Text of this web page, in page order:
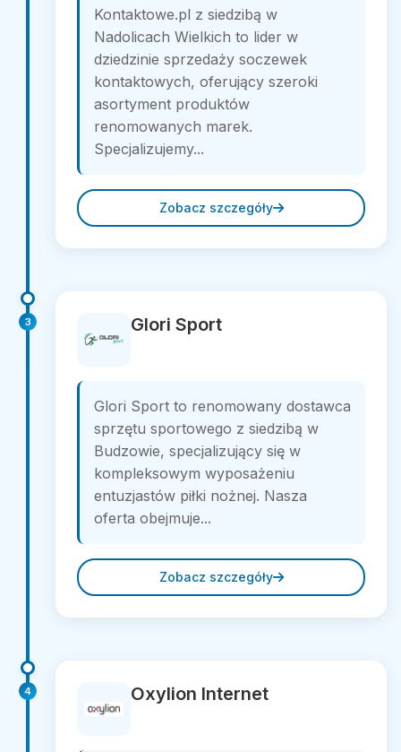
Kontaktowe.pl z siedzibą w
Nadolicach Wielkich to lider w
dziedzinie sprzedaży soczewek
kontaktowych, oferujący szeroki
asortyment produktów
renomowanych marek.
Specjalizujemy...
Zobacz szczegóły
3 Glori Sport
Glori Sport to renomowany dostawca
sprzętu sportowego z siedzibą w
Budzowie, specjalizujący się w
kompleksowym wyposażeniu
entuzjastów piłki nożnej. Nasza
oferta obejmuje...
Zobacz szczegóły
4 Oxylion Internet